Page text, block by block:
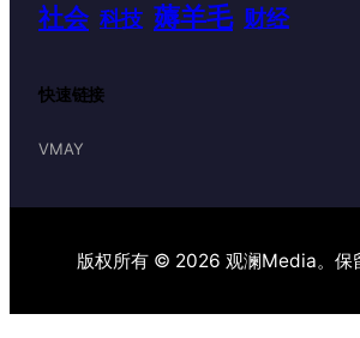
社会 科技 薅羊毛 财经
快速链接
VMAY
版权所有 © 2026 观澜Media。保